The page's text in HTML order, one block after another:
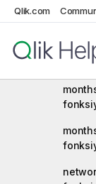
Qlik.com